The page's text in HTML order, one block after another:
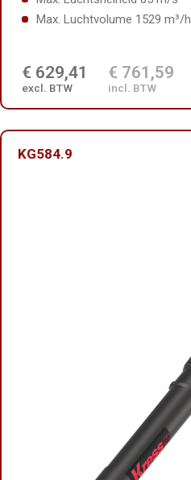
Max. Luchtvolume 1529 m³/h
€ 629,41
excl. BTW
€ 761,59
incl. BTW
KG584.9